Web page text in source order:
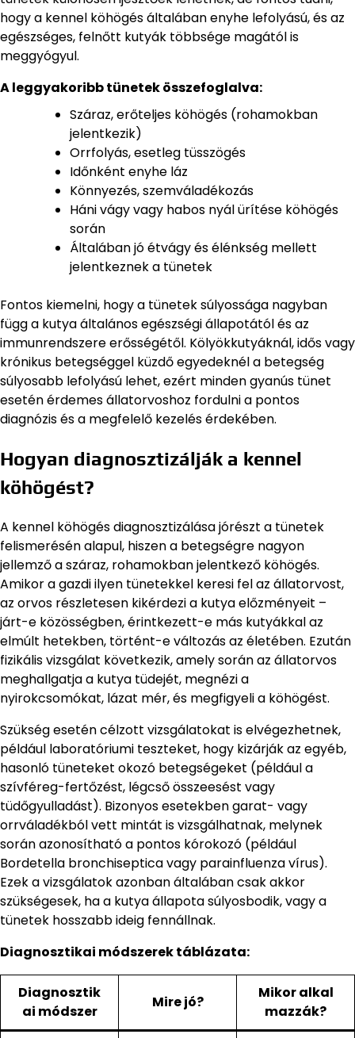
hogy a kennel köhögés általában enyhe lefolyású, és az
egészséges, felnőtt kutyák többsége magától is
meggyógyul.
A leggyakoribb tünetek összefoglalva:
Száraz, erőteljes köhögés (rohamokban
jelentkezik)
Orrfolyás, esetleg tüsszögés
Időnként enyhe láz
Könnyezés, szemváladékozás
Háni vágy vagy habos nyál ürítése köhögés
során
Általában jó étvágy és élénkség mellett
jelentkeznek a tünetek
Fontos kiemelni, hogy a tünetek súlyossága nagyban
függ a kutya általános egészségi állapotától és az
immunrendszere erősségétől. Kölyökkutyáknál, idős vagy
krónikus betegséggel küzdő egyedeknél a betegség
súlyosabb lefolyású lehet, ezért minden gyanús tünet
esetén érdemes állatorvoshoz fordulni a pontos
diagnózis és a megfelelő kezelés érdekében.
Hogyan diagnosztizálják a kennel
köhögést?
A kennel köhögés diagnosztizálása jórészt a tünetek
felismerésén alapul, hiszen a betegségre nagyon
jellemző a száraz, rohamokban jelentkező köhögés.
Amikor a gazdi ilyen tünetekkel keresi fel az állatorvost,
az orvos részletesen kikérdezi a kutya előzményeit –
járt-e közösségben, érintkezett-e más kutyákkal az
elmúlt hetekben, történt-e változás az életében. Ezután
fizikális vizsgálat következik, amely során az állatorvos
meghallgatja a kutya tüdejét, megnézi a
nyirokcsomókat, lázat mér, és megfigyeli a köhögést.
Szükség esetén célzott vizsgálatokat is elvégezhetnek,
például laboratóriumi teszteket, hogy kizárják az egyéb,
hasonló tüneteket okozó betegségeket (például a
szívféreg-fertőzést, légcső összeesést vagy
tüdőgyulladást). Bizonyos esetekben garat- vagy
orrváladékból vett mintát is vizsgálhatnak, melynek
során azonosítható a pontos kórokozó (például
Bordetella bronchiseptica vagy parainfluenza vírus).
Ezek a vizsgálatok azonban általában csak akkor
szükségesek, ha a kutya állapota súlyosbodik, vagy a
tünetek hosszabb ideig fennállnak.
Diagnosztikai módszerek táblázata:
Diagnosztik
ai módszer
Mire jó?
Mikor alkal
mazzák?